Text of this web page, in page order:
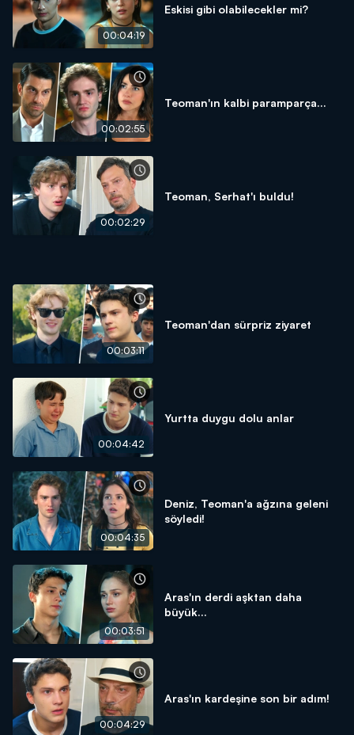
00:04:19
Eskisi gibi olabilecekler mi?
00:02:55
Teoman'ın kalbi paramparça...
00:02:29
Teoman, Serhat'ı buldu!
00:03:11
Teoman'dan sürpriz ziyaret
00:04:42
Yurtta duygu dolu anlar
00:04:35
Deniz, Teoman'a ağzına geleni
söyledi!
00:03:51
Aras'ın derdi aşktan daha
büyük...
00:04:29
Aras'ın kardeşine son bir adım!